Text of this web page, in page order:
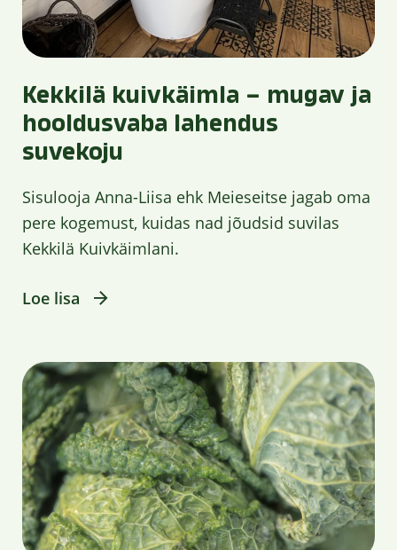
Kekkilä kuivkäimla – mugav ja
hooldusvaba lahendus
suvekoju
Sisulooja Anna-Liisa ehk Meieseitse jagab oma
pere kogemust, kuidas nad jõudsid suvilas
Kekkilä Kuivkäimlani.
Loe lisa